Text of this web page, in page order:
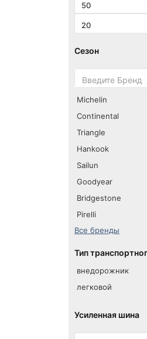
50
20
Сезон
Michelin
Continental
Triangle
Hankook
Sailun
Goodyear
Bridgestone
Pirelli
Все бренды
Тип
внедорожник
легковой
Усиленная шина